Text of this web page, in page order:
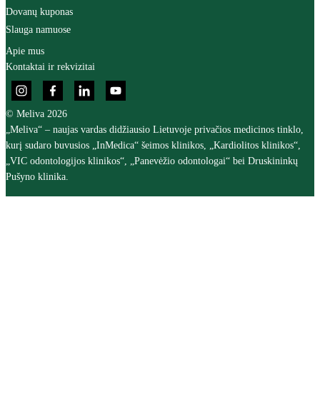
Dovanų kuponas
Slauga namuose
Apie mus
Kontaktai ir rekvizitai
© Meliva 2026
„Meliva“ – naujas vardas didžiausio Lietuvoje privačios medicinos tinklo,
kurį sudaro buvusios „InMedica“ šeimos klinikos, „Kardiolitos klinikos“,
„VIC odontologijos klinikos“, „Panevėžio odontologai“ bei Druskininkų
Pušyno klinika.